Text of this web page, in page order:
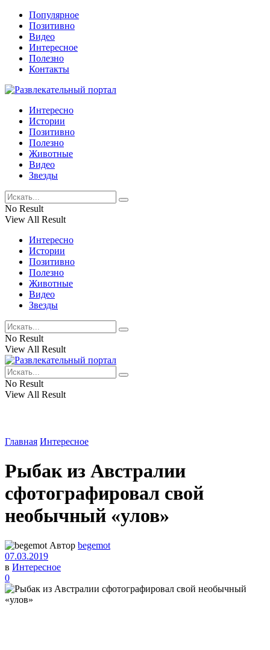
Популярное
Позитивно
Видео
Интересное
Полезно
Контакты
Интересно
Истории
Позитивно
Полезно
Животные
Видео
Звезды
No Result
View All Result
Интересно
Истории
Позитивно
Полезно
Животные
Видео
Звезды
No Result
View All Result
No Result
View All Result
Главная Интересное
Рыбак из Австралии
сфотографировал свой
необычный «улов»
Автор begemot
07.03.2019
в Интересное
0